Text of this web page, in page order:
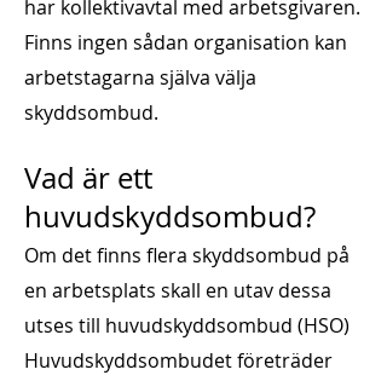
har kollektivavtal med arbetsgivaren.
Finns ingen sådan organisation kan
arbetstagarna själva välja
skyddsombud.
Vad är ett
huvudskyddsombud?
Om det finns flera skyddsombud på
en arbetsplats skall en utav dessa
utses till huvudskyddsombud (HSO)
Huvudskyddsombudet företräder